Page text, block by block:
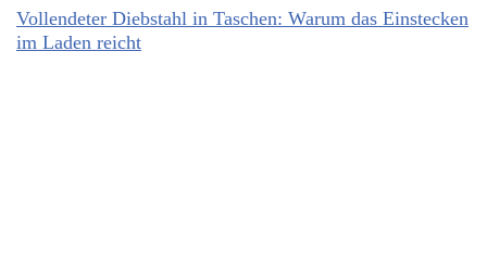
Vollendeter Diebstahl in Taschen: Warum das Einstecken
im Laden reicht